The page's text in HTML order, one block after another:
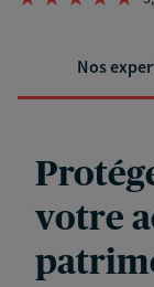
Nos
votre